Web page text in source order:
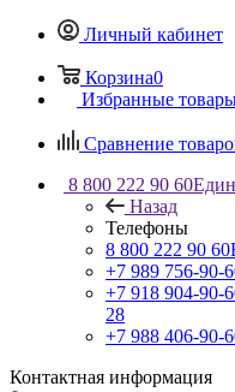
Личный кабинет
Корзина0
Избранные
Сравнение
8 800 222 90 60
Назад
Телефоны
8 800 222 90 60
+7 989 756-90-
+7 918 904-90-
28
+7 988 406-90-
Контактная информация